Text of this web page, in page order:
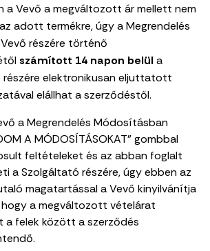
a Vevő a megváltozott ár mellett nem
adott termékre, úgy a Megrendelés
részére történő
számított 14 napon belül a
részére elektronikusan eljuttatott
elállhat a szerződéstől.
a Megrendelés Módosításban
A MÓDOSÍTÁSOKAT” gombbal
feltételeket és az abban foglalt
a Szolgáltató részére, úgy ebben az
magatartással a Vevő kinyilvánítja
a megváltozott vételárat
a felek között a szerződés